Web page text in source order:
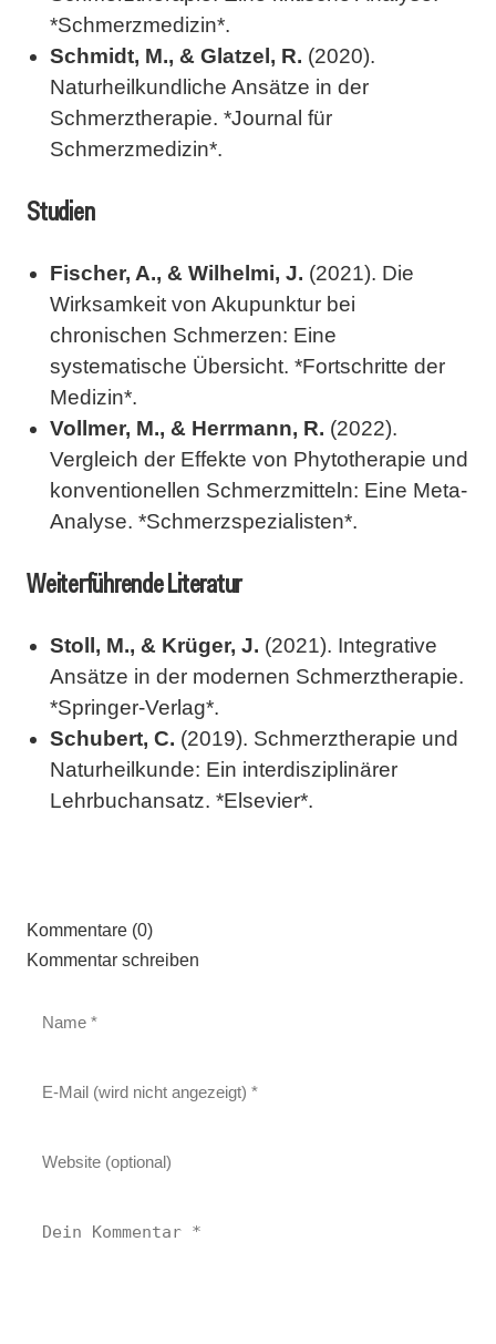
*Schmerzmedizin*.
Schmidt, M., & Glatzel, R. (2020).
Naturheilkundliche Ansätze in der
Schmerztherapie. *Journal für
Schmerzmedizin*.
Studien
Fischer, A., & Wilhelmi, J. (2021). Die
Wirksamkeit von Akupunktur bei
chronischen Schmerzen: Eine
systematische Übersicht. *Fortschritte der
Medizin*.
Vollmer, M., & Herrmann, R. (2022).
Vergleich der Effekte von Phytotherapie und
konventionellen Schmerzmitteln: Eine Meta-
Analyse. *Schmerzspezialisten*.
Weiterführende Literatur
Stoll, M., & Krüger, J. (2021). Integrative
Ansätze in der modernen Schmerztherapie.
*Springer-Verlag*.
Schubert, C. (2019). Schmerztherapie und
Naturheilkunde: Ein interdisziplinärer
Lehrbuchansatz. *Elsevier*.
Kommentare (0)
Kommentar schreiben